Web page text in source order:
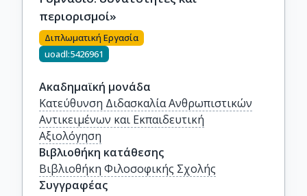
περιορισμοί»
Διπλωματική Εργασία
uoadl:5426961
Ακαδημαϊκή μονάδα
Κατεύθυνση Διδασκαλία Ανθρωπιστικών
Αντικειμένων και Εκπαιδευτική
Αξιολόγηση
Βιβλιοθήκη κατάθεσης
Βιβλιοθήκη Φιλοσοφικής Σχολής
Συγγραφέας